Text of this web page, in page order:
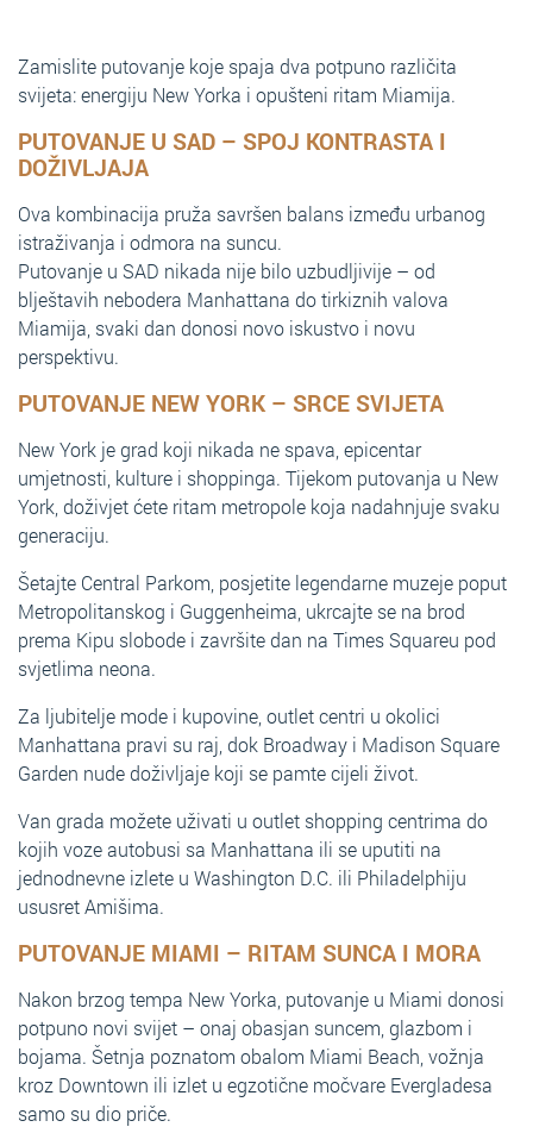
Zamislite putovanje koje spaja dva potpuno različita
svijeta: energiju New Yorka i opušteni ritam Miamija.
PUTOVANJE U SAD – SPOJ KONTRASTA I
DOŽIVLJAJA
Ova kombinacija pruža savršen balans između urbanog
istraživanja i odmora na suncu.
Putovanje u SAD nikada nije bilo uzbudljivije – od
blještavih nebodera Manhattana do tirkiznih valova
Miamija, svaki dan donosi novo iskustvo i novu
perspektivu.
PUTOVANJE NEW YORK – SRCE SVIJETA
New York je grad koji nikada ne spava, epicentar
umjetnosti, kulture i shoppinga. Tijekom putovanja u New
York, doživjet ćete ritam metropole koja nadahnjuje svaku
generaciju.
Šetajte Central Parkom, posjetite legendarne muzeje poput
Metropolitanskog i Guggenheima, ukrcajte se na brod
prema Kipu slobode i završite dan na Times Squareu pod
svjetlima neona.
Za ljubitelje mode i kupovine, outlet centri u okolici
Manhattana pravi su raj, dok Broadway i Madison Square
Garden nude doživljaje koji se pamte cijeli život.
Van grada možete uživati u outlet shopping centrima do
kojih voze autobusi sa Manhattana ili se uputiti na
jednodnevne izlete u Washington D.C. ili Philadelphiju
ususret Amišima.
PUTOVANJE MIAMI – RITAM SUNCA I MORA
Nakon brzog tempa New Yorka, putovanje u Miami donosi
potpuno novi svijet – onaj obasjan suncem, glazbom i
bojama. Šetnja poznatom obalom Miami Beach, vožnja
kroz Downtown ili izlet u egzotične močvare Evergladesa
samo su dio priče.